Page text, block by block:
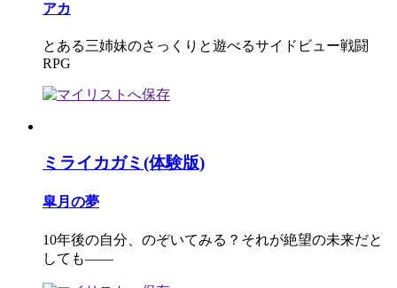
アカ
とある三姉妹のさっくりと遊べるサイドビュー戦闘
RPG
ミライカガミ(体験版)
皐月の夢
10年後の自分、のぞいてみる？それが絶望の未来だと
しても――